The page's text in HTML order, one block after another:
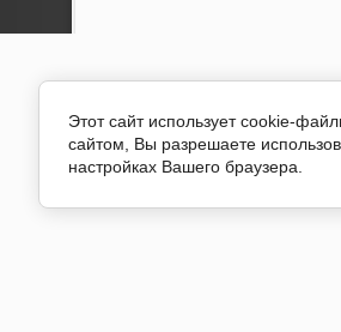
Этот сайт использует cookie-
сайтом, Вы разрешаете
настройках Вашего браузера.